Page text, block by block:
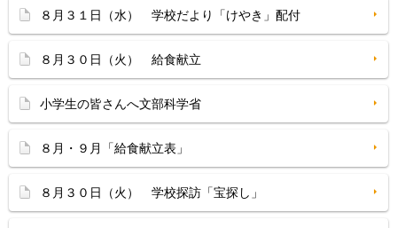
８月３１日（水） 学校だより「けやき」配付
８月３０日（火） 給食献立
小学生の皆さんへ文部科学省
８月・９月「給食献立表」
８月３０日（火） 学校探訪「宝探し」